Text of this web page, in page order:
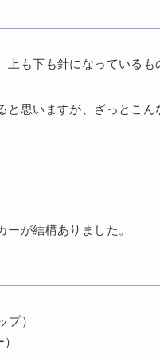
上も下も針になっているも
と思いますが、ざっとこん
が結構ありました。
プ）